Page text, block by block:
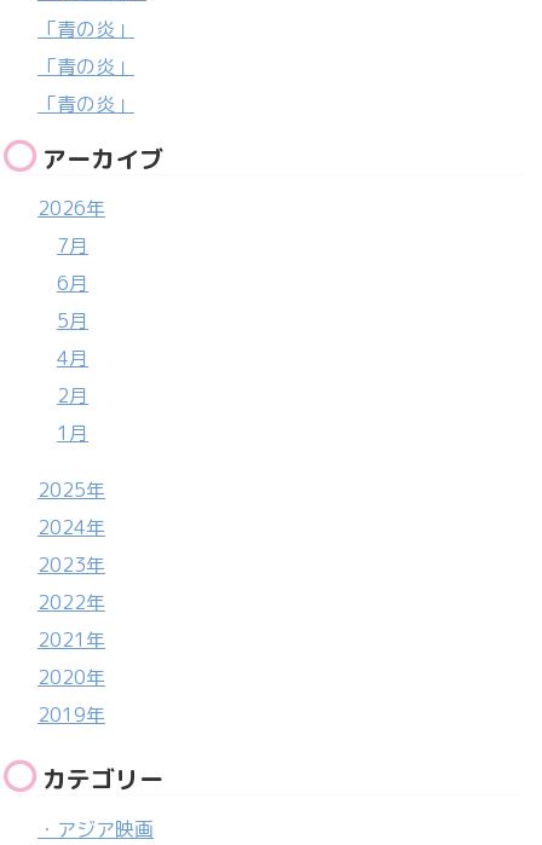
「青の炎」
「青の炎」
「青の炎」
アーカイブ
2026年
7月
6月
5月
4月
2月
1月
2025年
2024年
2023年
2022年
2021年
2020年
2019年
カテゴリー
・アジア映画